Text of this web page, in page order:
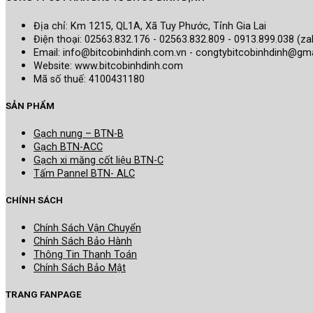
Địa chỉ: Km 1215, QL1A, Xã Tuy Phước, Tỉnh Gia Lai
Điện thoại: 02563.832.176 - 02563.832.809 - 0913.899.038
Email: info@bitcobinhdinh.com.vn -
Website: www.bitcobinhdinh.com
Mã số thuế: 4100431180
SẢN PHẨM
Gạch nung – BTN-B
Gạch BTN-ACC
Gạch xi măng cốt liệu BTN-C
Tấm Pannel BTN- ALC
CHÍNH SÁCH
Chính Sách Vận Chuyển
Chính Sách Bảo Hành
Thông Tin Thanh Toán
Chính Sách Bảo Mật
TRANG FANPAGE